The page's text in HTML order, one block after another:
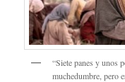
“Siete panes y unos
muchedumbre, pero